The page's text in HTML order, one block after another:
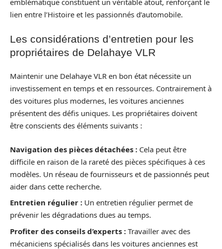
emblématique constituent un véritable atout, renforçant le
lien entre l’Histoire et les passionnés d’automobile.
Les considérations d’entretien pour les
propriétaires de Delahaye VLR
Maintenir une Delahaye VLR en bon état nécessite un
investissement en temps et en ressources. Contrairement à
des voitures plus modernes, les voitures anciennes
présentent des défis uniques. Les propriétaires doivent
être conscients des éléments suivants :
Navigation des pièces détachées : Cela peut être
difficile en raison de la rareté des pièces spécifiques à ces
modèles. Un réseau de fournisseurs et de passionnés peut
aider dans cette recherche.
Entretien régulier : Un entretien régulier permet de
prévenir les dégradations dues au temps.
Profiter des conseils d’experts : Travailler avec des
mécaniciens spécialisés dans les voitures anciennes est